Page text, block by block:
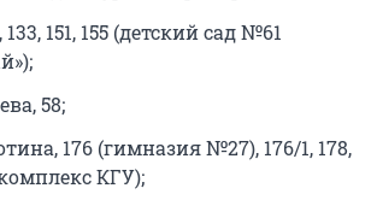
151, 155 (детский сад №61
58;
176 (гимназия №27), 176/1, 178,
КГУ);